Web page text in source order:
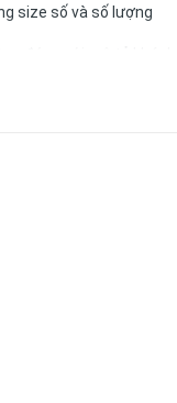
size số và số lượng
nhắn tin hoặc gọi